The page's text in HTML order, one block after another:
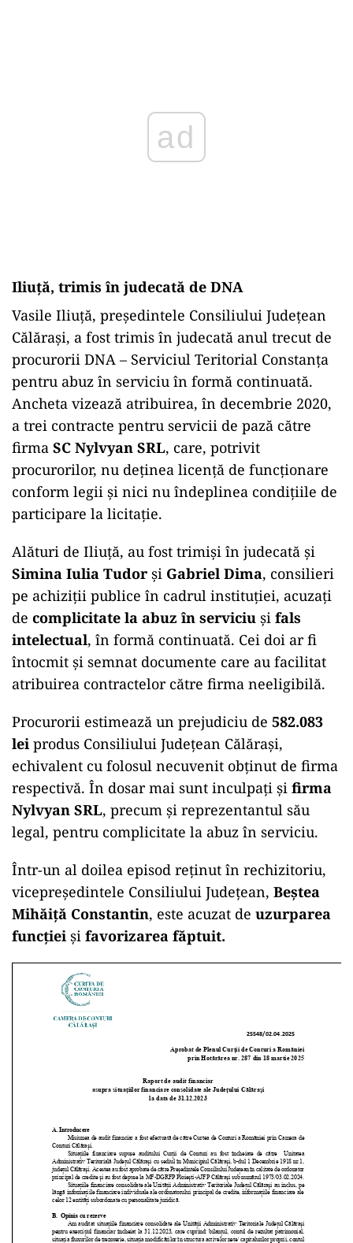
ad
Iliuță, trimis în judecată de DNA
Vasile Iliuță, președintele Consiliului Județean
Călărași, a fost trimis în judecată anul trecut de
procurorii DNA – Serviciul Teritorial Constanța
pentru abuz în serviciu în formă continuată.
Ancheta vizează atribuirea, în decembrie 2020,
a trei contracte pentru servicii de pază către
firma SC Nylvyan SRL, care, potrivit
procurorilor, nu deținea licență de funcționare
conform legii și nici nu îndeplinea condițiile de
participare la licitație.
Alături de Iliuță, au fost trimiși în judecată și
Simina Iulia Tudor și Gabriel Dima, consilieri
pe achiziții publice în cadrul instituției, acuzați
de complicitate la abuz în serviciu și fals
intelectual, în formă continuată. Cei doi ar fi
întocmit și semnat documente care au facilitat
atribuirea contractelor către firma neeligibilă.
Procurorii estimează un prejudiciu de 582.083
lei produs Consiliului Județean Călărași,
echivalent cu folosul necuvenit obținut de firma
respectivă. În dosar mai sunt inculpați și firma
Nylvyan SRL, precum și reprezentantul său
legal, pentru complicitate la abuz în serviciu.
Într-un al doilea episod reținut în rechizitoriu,
vicepreședintele Consiliului Județean, Beștea
Mihăiță Constantin, este acuzat de uzurparea
funcției și favorizarea făptuit.